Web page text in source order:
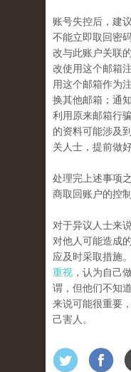
账号失控后，建
不能立即取回密
改与此账户关联
改使用这个邮箱
用这个邮箱作为
换其他邮箱；通
利用原来邮箱行
的资料可能涉及
关人士，提前做
处理完上述事项
商取回账户的控制
对于异议人士来
对他人可能造成
应及时采取措施。
重视 ，认为自己
谓，但他们不知
来说可能很重要
己害人。